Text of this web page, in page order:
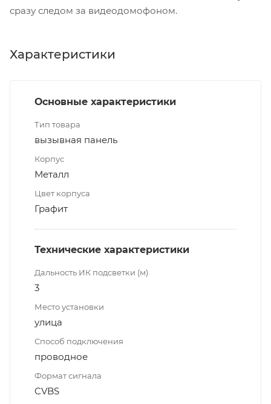
сразу следом за видеодомофоном.
Характеристики
Основные характеристики
Тип товара
вызывная панель
Корпус
Металл
Цвет корпуса
Графит
Технические характеристики
Дальность ИК подсветки (м)
3
Место установки
улица
Способ подключения
проводное
Формат сигнала
CVBS